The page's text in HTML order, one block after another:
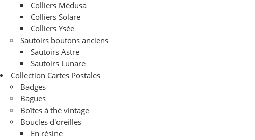
Colliers Médusa
Colliers Solare
Colliers Ysée
Sautoirs boutons anciens
Sautoirs Astre
Sautoirs Lunare
Collection Cartes Postales
Badges
Bagues
Boîtes à thé vintage
Boucles d'oreilles
En résine